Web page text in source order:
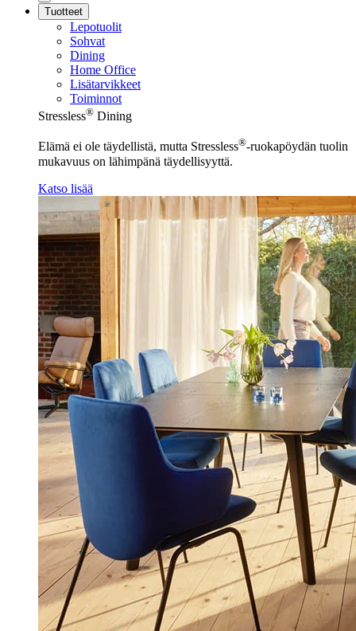
Tuotteet
Lepotuolit
Sohvat
Dining
Home Office
Lisätarvikkeet
Toiminnot
Stressless® Dining
Elämä ei ole täydellistä, mutta Stressless®-ruokapöydän tuolin
mukavuus on lähimpänä täydellisyyttä.
Katso lisää